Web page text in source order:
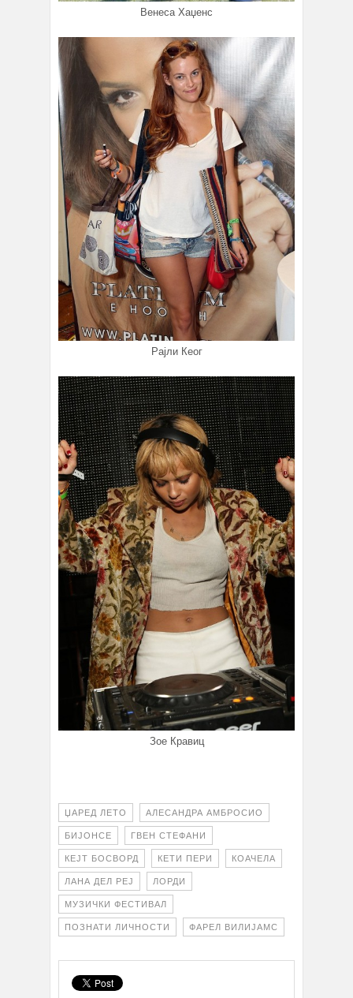
Венеса Хаџенс
Рајли Кеог
Зое Кравиц
ЏАРЕД ЛЕТО АЛЕСАНДРА АМБРОСИО
БИЈОНСЕ ГВЕН СТЕФАНИ
КЕЈТ БОСВОРД КЕТИ ПЕРИ КОАЧЕЛА
ЛАНА ДЕЛ РЕЈ ЛОРДИ
МУЗИЧКИ ФЕСТИВАЛ
ПОЗНАТИ ЛИЧНОСТИ ФАРЕЛ ВИЛИЈАМС